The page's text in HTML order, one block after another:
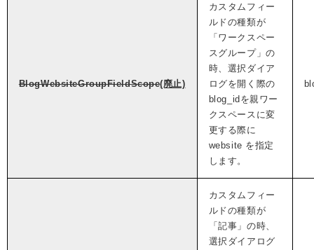
BlogWebsiteGroupFieldScope(廃止)
カスタムフィー
ルドの種類が
「ワークスペー
スグループ」の
時、選択ダイア
ログを開く際の
blog_idを親ワー
クスペースに変
更する際に
website を指定
します。
カスタムフィー
ルドの種類が
「記事」の時、
選択ダイアログ